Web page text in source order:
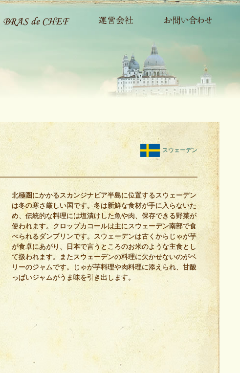
スウェーデン
北極圏にかかるスカンジナビア半島に位置するスウェーデン
は冬の寒さ厳しい国です。冬は新鮮な食材が手に入らないた
め、伝統的な料理には塩漬けした魚や肉、保存できる野菜が
使われます。クロップカコールは主にスウェーデン南部で食
べられるダンプリンです。スウェーデンは古くからじゃが芋
が食卓にあがり、日本で言うところのお米のような主食とし
て扱われます。またスウェーデンの料理に欠かせないのがベ
リーのジャムです。じゃが芋料理や肉料理に添えられ、甘酸
っぱいジャムがうま味を引き出します。